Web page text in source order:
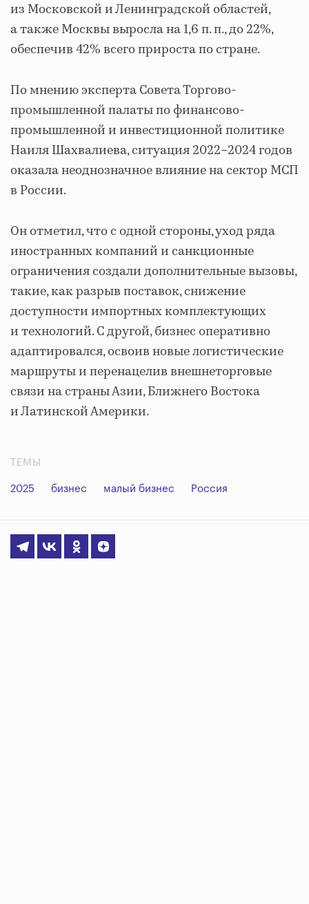
из Московской и Ленинградской областей,
а также Москвы выросла на 1,6 п. п., до 22%,
обеспечив 42% всего прироста по стране.
По мнению эксперта Совета Торгово-
промышленной палаты по финансово-
промышленной и инвестиционной политике
Наиля Шахвалиева, ситуация 2022–2024 годов
оказала неоднозначное влияние на сектор МСП
в России.
Он отметил, что с одной стороны, уход ряда
иностранных компаний и санкционные
ограничения создали дополнительные вызовы,
такие, как разрыв поставок, снижение
доступности импортных комплектующих
и технологий. С другой, бизнес оперативно
адаптировался, освоив новые логистические
маршруты и перенацелив внешнеторговые
связи на страны Азии, Ближнего Востока
и Латинской Америки.
ТЕМЫ
2025 бизнес малый бизнес Россия